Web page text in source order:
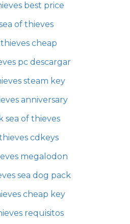
best price
of thieves
cheap
pc descargar
steam key
anniversary
sea of thieves
cdkeys
megalodon
sea dog pack
cheap key
requisitos